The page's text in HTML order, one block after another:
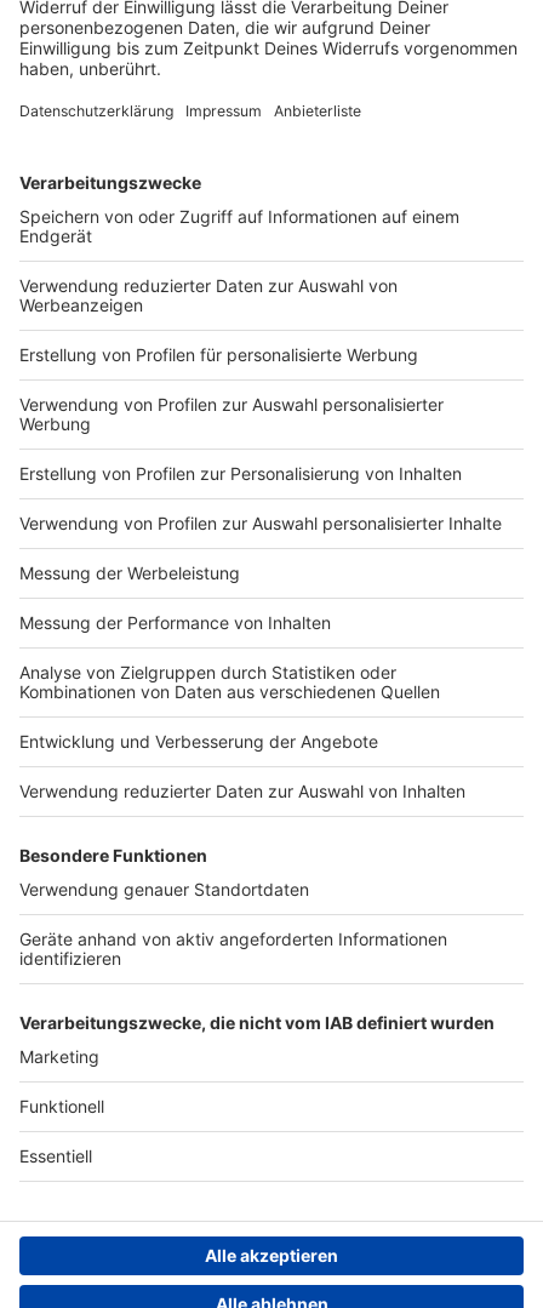
Zum Abschluss der Freiwasserwettbewerbe bei der
EM gewinnen die Deutschen ihr nächstes Gold.
Schon heute steht eine große Reise an.
DEINE GEMERKTEN ARTIKEL
Du hast dir noch keine Artikel gemerkt
Markiere sie hierfür mit einem
Impressum
Nutzungsbedingungen
Jobs
Presse
Werben
Archiv
ANTENNE BAYERN GROUP
Stiftung ANTENNE BAYERN
hilft
Teilnahmebedingungen
Grounding Page ANTENNE
BAYERN
Kontakt
Studio-Hotline
Verkehrs-Hotline
Datenschutz­erklärung
einstellungen
Persönliche Datenkontrolle
Newsletter